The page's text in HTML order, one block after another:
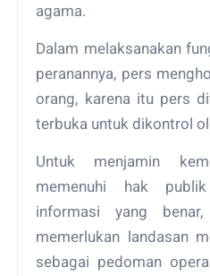
agama.
Dalam melaksanakan
peranannya, pers
orang, karena itu pers
terbuka untuk dikontrol
Untuk menjamin
memenuhi hak
informasi yang
memerlukan landasan
sebagai pedoman